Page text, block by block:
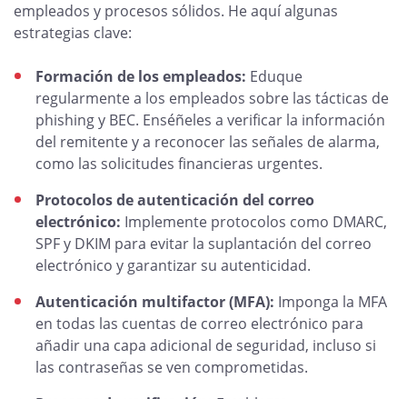
empleados y procesos sólidos. He aquí algunas
estrategias clave:
Formación de los empleados: Eduque
regularmente a los empleados sobre las tácticas de
phishing y BEC. Enséñeles a verificar la información
del remitente y a reconocer las señales de alarma,
como las solicitudes financieras urgentes.
Protocolos de autenticación del correo
electrónico: Implemente protocolos como DMARC,
SPF y DKIM para evitar la suplantación del correo
electrónico y garantizar su autenticidad.
Autenticación multifactor (MFA): Imponga la MFA
en todas las cuentas de correo electrónico para
añadir una capa adicional de seguridad, incluso si
las contraseñas se ven comprometidas.